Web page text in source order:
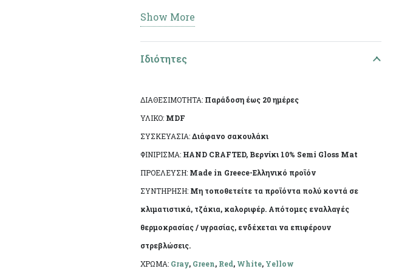
Διαστάσεις: 17,5χ20χ17εκ
Ειδικά χαρακτηριστικά: Χειροποίητη κατασκευή,
Show More
Ιδιότητες
ΔΙΑΘΕΣΙΜΟΤΗΤΑ: Παράδοση έως 20 ημέρες
ΥΛΙΚΟ: MDF
ΣΥΣΚΕΥΑΣΙΑ:Διάφανο σακουλάκι
ΦΙΝΙΡΙΣΜΑ: HAND CRAFTED, Βερνίκι 10% Semi Gloss Mat
ΠΡΟΕΛΕΥΣΗ: Made in Greece-Ελληνικό προϊόν
ΣΥΝΤΗΡΗΣΗ: Μη τοποθετείτε τα προϊόντα πολύ κοντά σε
κλιματιστικά, τζάκια, καλοριφέρ. Απότομες εναλλαγές
θερμοκρασίας / υγρασίας, ενδέχεται να επιφέρουν
στρεβλώσεις.
ΧΡΩΜΑ: Gray, Green, Red, White, Yellow